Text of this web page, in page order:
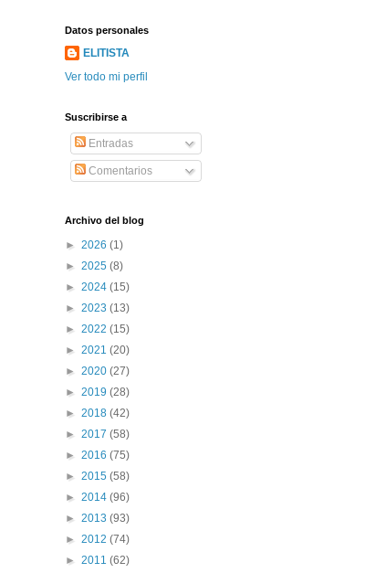
Datos personales
ELITISTA
Ver todo mi perfil
Suscribirse a
Entradas
Comentarios
Archivo del blog
► 2026 (1)
► 2025 (8)
► 2024 (15)
► 2023 (13)
► 2022 (15)
► 2021 (20)
► 2020 (27)
► 2019 (28)
► 2018 (42)
► 2017 (58)
► 2016 (75)
► 2015 (58)
► 2014 (96)
► 2013 (93)
► 2012 (74)
► 2011 (62)